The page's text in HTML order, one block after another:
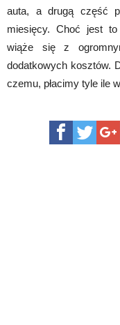
auta, a drugą część
miesięcy. Choć jest
wiąże się z
dodatkowych kosztów.
czemu, płacimy tyle ile